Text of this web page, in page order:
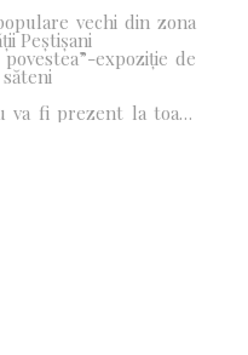
vechi din zona
Peștișani
expoziție de
va fi prezent la toate